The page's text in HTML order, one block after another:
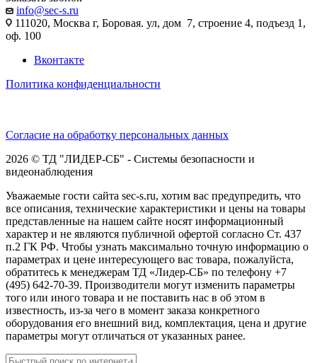
info@sec-s.ru
111020, Москва г, Боровая. ул, дом 7, строение 4, подъезд 1,
оф. 100
Вконтакте
Политика конфиденциальности
Согласие на обработку персональных данных
2026 © ТД "ЛИДЕР-СБ" - Системы безопасности и
видеонаблюдения
Уважаемые гости сайта sec-s.ru, хотим вас предупредить, что
все описания, технические характеристики и цены на товары
представленные на нашем сайте носят информационный
характер и не являются публичной офертой согласно Ст. 437
п.2 ГК РФ. Чтобы узнать максимально точную информацию о
параметрах и цене интересующего вас товара, пожалуйста,
обратитесь к менеджерам ТД «Лидер-СБ» по телефону +7
(495) 642-70-39. Производители могут изменить параметры
того или иного товара и не поставить нас в об этом в
известность, из-за чего в момент заказа конкретного
оборудования его внешний вид, комплектация, цена и другие
параметры могут отличаться от указанных ранее.